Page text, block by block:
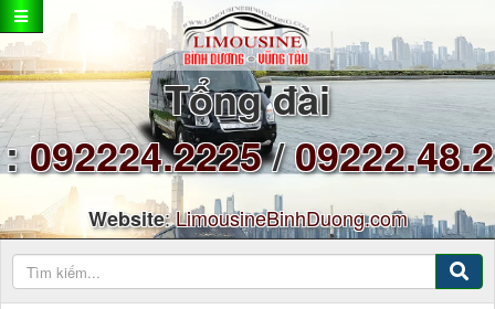
Tổng đài
:092224.2225/
Website:LimousineBinhDuong.com